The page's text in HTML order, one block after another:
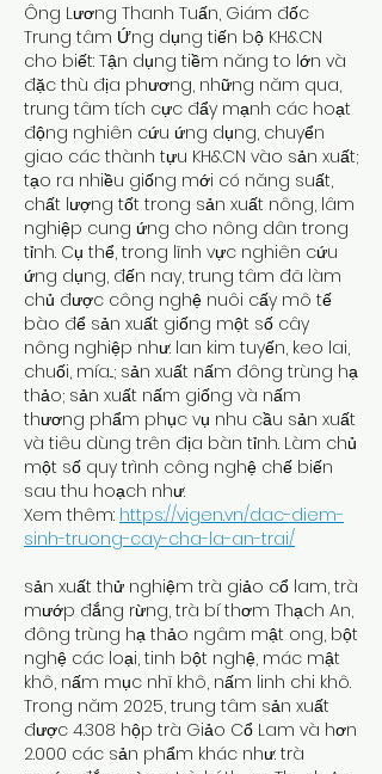
Ông Lương Thanh Tuấn, Giám đốc
Trung tâm Ứng dụng tiến bộ KH&CN
cho biết: Tận dụng tiềm năng to lớn và
đặc thù địa phương, những năm qua,
trung tâm tích cực đẩy mạnh các hoạt
động nghiên cứu ứng dụng, chuyển
giao các thành tựu KH&CN vào sản xuất;
tạo ra nhiều giống mới có năng suất,
chất lượng tốt trong sản xuất nông, lâm
nghiệp cung ứng cho nông dân trong
tỉnh. Cụ thể, trong lĩnh vực nghiên cứu
ứng dụng, đến nay, trung tâm đã làm
chủ được công nghệ nuôi cấy mô tế
bào để sản xuất giống một số cây
nông nghiệp như: lan kim tuyến, keo lai,
chuối, mía...; sản xuất nấm đông trùng hạ
thảo; sản xuất nấm giống và nấm
thương phẩm phục vụ nhu cầu sản xuất
và tiêu dùng trên địa bàn tỉnh. Làm chủ
một số quy trình công nghệ chế biến
sau thu hoạch như:
Xem thêm: https://vigen.vn/dac-diem-
sinh-truong-cay-cha-la-an-trai/
sản xuất thử nghiệm trà giảo cổ lam, trà
mướp đắng rừng, trà bí thơm Thạch An,
đông trùng hạ thảo ngâm mật ong, bột
nghệ các loại, tinh bột nghệ, mác mật
khô, nấm mục nhĩ khô, nấm linh chi khô.
Trong năm 2025, trung tâm sản xuất
được 4.308 hộp trà Giảo Cổ Lam và hơn
2.000 các sản phẩm khác như: trà